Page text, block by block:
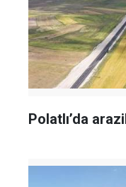
Polatlı’da